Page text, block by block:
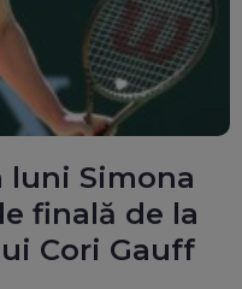
luni Simona
finală de la
Cori Gauff